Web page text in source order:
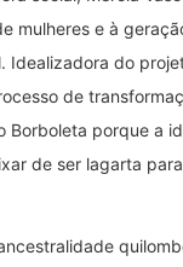
mulheres e à
Idealizadora do
de
Borboleta porque a
de ser lagarta